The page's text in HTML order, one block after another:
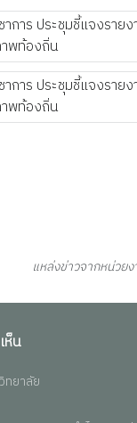
แหล่งข่าวจากหน่วย
ห็น
ทยาลัย